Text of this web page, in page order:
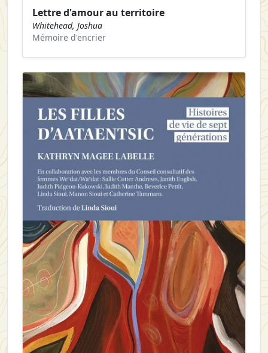
Lettre d'amour au territoire
Whitehead, Joshua
Mémoire d'encrier